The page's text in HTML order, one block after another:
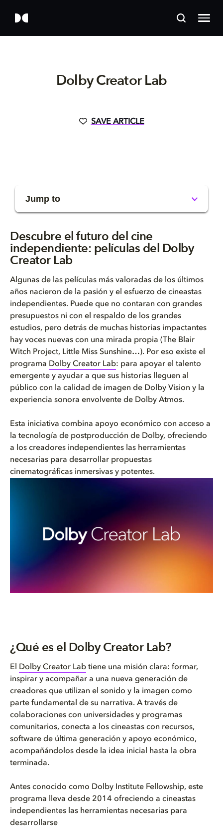
Dolby Creator Lab
SAVE ARTICLE
Jump to
¿Qué es el Dolby Creator Lab?
¿Qué películas del Dolby Creat...
How can I watch Dolby Creator ...
Explora el ecosistema Dolby
Preguntas frecuentes sobre el ...
Descubre el futuro del cine
independiente: películas del Dolby
Creator Lab
Algunas de las películas más valoradas de los últimos
años nacieron de la pasión y el esfuerzo de cineastas
independientes. Puede que no contaran con grandes
presupuestos ni con el respaldo de los grandes
estudios, pero detrás de muchas historias impactantes
hay voces nuevas con una mirada propia (The Blair
Witch Project, Little Miss Sunshine…). Por eso existe el
programa Dolby Creator Lab: para apoyar el talento
emergente y ayudar a que sus historias lleguen al
público con la calidad de imagen de Dolby Vision y la
experiencia sonora envolvente de Dolby Atmos.
Esta iniciativa combina apoyo económico con acceso a
la tecnología de postproducción de Dolby, ofreciendo
a los creadores independientes las herramientas
necesarias para desarrollar propuestas
cinematográficas inmersivas y potentes.
¿Qué es el Dolby Creator Lab?
El Dolby Creator Lab tiene una misión clara: formar,
inspirar y acompañar a una nueva generación de
creadores que utilizan el sonido y la imagen como
parte fundamental de su narrativa. A través de
colaboraciones con universidades y programas
comunitarios, conecta a los cineastas con recursos,
software de última generación y apoyo económico,
acompañándolos desde la idea inicial hasta la obra
terminada.
Antes conocido como Dolby Institute Fellowship, este
programa lleva desde 2014 ofreciendo a cineastas
independientes las herramientas necesarias para
desarrollarse